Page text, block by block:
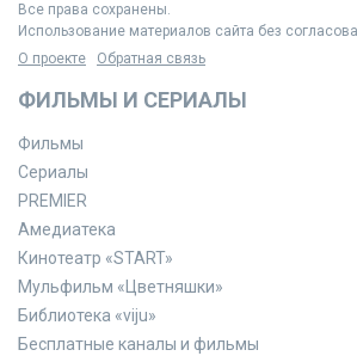
Все права сохранены.
Использование материалов сайта без
О проекте
Обратная связь
ФИЛЬМЫ И СЕРИАЛЫ
Фильмы
Сериалы
PREMIER
Амедиатека
Кинотеатр «START»
Мульфильм «Цветняшки»
Библиотека «viju»
Бесплатные каналы и фильмы